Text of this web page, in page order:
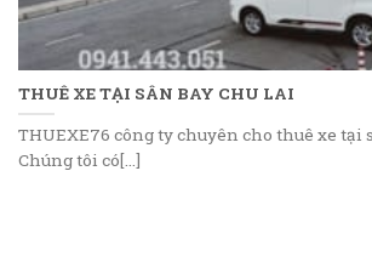
THUÊ XE TẠI SÂN BAY CHU LAI
THUEXE76 công ty chuyên cho thuê xe tại
Chúng tôi có[...]